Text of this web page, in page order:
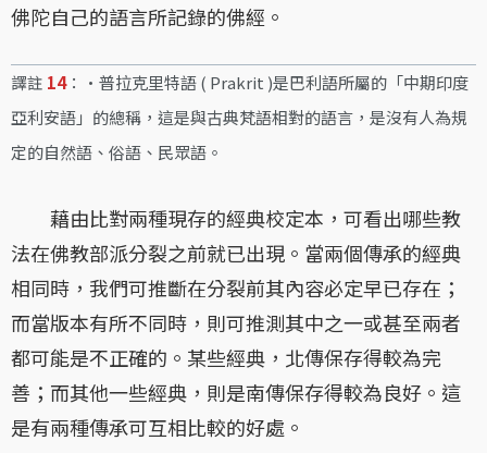
佛陀自己的語言所記錄的佛經。
譯註 14：·普拉克里特語 ( Prakrit )是巴利語所屬的「中期印度
亞利安語」的總稱，這是與古典梵語相對的語言，是沒有人為規
定的自然語、俗語、民眾語。
藉由比對兩種現存的經典校定本，可看出哪些教
法在佛教部派分裂之前就已出現。當兩個傳承的經典
相同時，我們可推斷在分裂前其內容必定早已存在；
而當版本有所不同時，則可推測其中之一或甚至兩者
都可能是不正確的。某些經典，北傳保存得較為完
善；而其他一些經典，則是南傳保存得較為良好。這
是有兩種傳承可互相比較的好處。